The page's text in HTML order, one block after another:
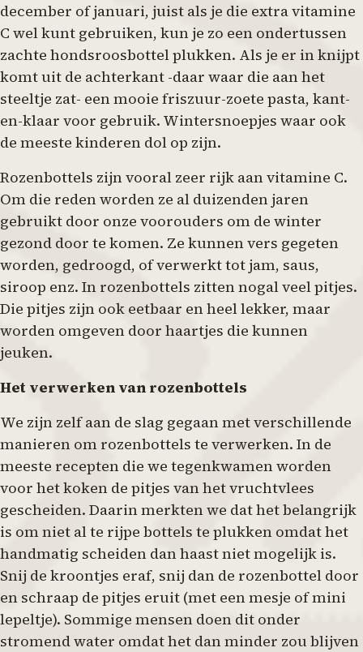
december of januari, juist als je die extra vitamine
C wel kunt gebruiken, kun je zo een ondertussen
zachte hondsroosbottel plukken. Als je er in knijpt
komt uit de achterkant -daar waar die aan het
steeltje zat- een mooie friszuur-zoete pasta, kant-
en-klaar voor gebruik. Wintersnoepjes waar ook
de meeste kinderen dol op zijn.
Rozenbottels zijn vooral zeer rijk aan vitamine C.
Om die reden worden ze al duizenden jaren
gebruikt door onze voorouders om de winter
gezond door te komen. Ze kunnen vers gegeten
worden, gedroogd, of verwerkt tot jam, saus,
siroop enz. In rozenbottels zitten nogal veel pitjes.
Die pitjes zijn ook eetbaar en heel lekker, maar
worden omgeven door haartjes die kunnen
jeuken.
Het verwerken van rozenbottels
We zijn zelf aan de slag gegaan met verschillende
manieren om rozenbottels te verwerken. In de
meeste recepten die we tegenkwamen worden
voor het koken de pitjes van het vruchtvlees
gescheiden. Daarin merkten we dat het belangrijk
is om niet al te rijpe bottels te plukken omdat het
handmatig scheiden dan haast niet mogelijk is.
Snij de kroontjes eraf, snij dan de rozenbottel door
en schraap de pitjes eruit (met een mesje of mini
lepeltje). Sommige mensen doen dit onder
stromend water omdat het dan minder zou blijven